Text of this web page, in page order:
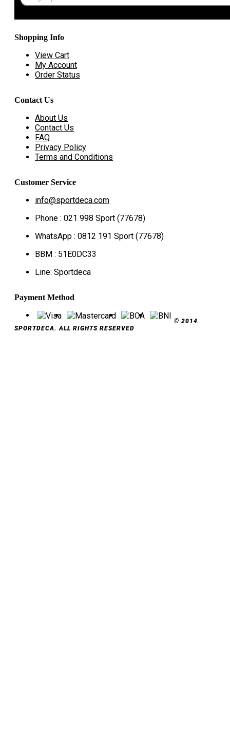
Shopping Info
View Cart
My Account
Order Status
Contact Us
About Us
Contact Us
FAQ
Privacy Policy
Terms and Conditions
Customer Service
info@sportdeca.com
Phone : 021 998 Sport (77678)
WhatsApp : 0812 191 Sport (77678)
BBM : 51E0DC33
Line: Sportdeca
Payment Method
© 2014
SPORTDECA. ALL RIGHTS RESERVED